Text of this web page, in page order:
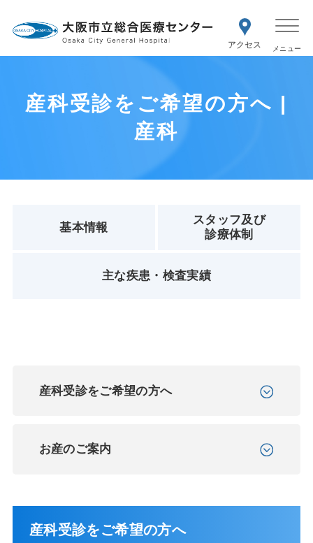
セス
産科受診をご希望の方へ |
産科
基本情報
スタッフ及び
診療体制
主な疾患・検査実績
産科受診をご希望の方へ
お産のご案内
産科受診をご希望の方へ
紹介状をお持ちの方はこちら
再診の予約変更はこちら